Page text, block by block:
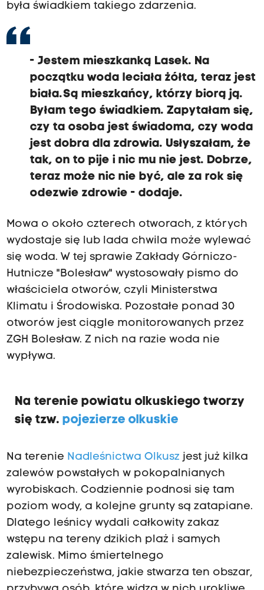
była świadkiem takiego zdarzenia.
- Jestem mieszkanką Lasek. Na
początku woda leciała żółta, teraz jest
biała. Są mieszkańcy, którzy biorą ją.
Byłam tego świadkiem. Zapytałam się,
czy ta osoba jest świadoma, czy woda
jest dobra dla zdrowia. Usłyszałam, że
tak, on to pije i nic mu nie jest. Dobrze,
teraz może nic nie być, ale za rok się
odezwie zdrowie - dodaje.
Mowa o około czterech otworach, z których
wydostaje się lub lada chwila może wylewać
się woda. W tej sprawie Zakłady Górniczo-
Hutnicze "Bolesław" wystosowały pismo do
właściciela otworów, czyli Ministerstwa
Klimatu i Środowiska. Pozostałe ponad 30
otworów jest ciągle monitorowanych przez
ZGH Bolesław. Z nich na razie woda nie
wypływa.
Na terenie powiatu olkuskiego tworzy
się tzw. pojezierze olkuskie
Na terenie Nadleśnictwa Olkusz jest już kilka
zalewów powstałych w pokopalnianych
wyrobiskach. Codziennie podnosi się tam
poziom wody, a kolejne grunty są zatapiane.
Dlatego leśnicy wydali całkowity zakaz
wstępu na tereny dzikich plaż i samych
zalewisk. Mimo śmiertelnego
niebezpieczeństwa, jakie stwarza ten obszar,